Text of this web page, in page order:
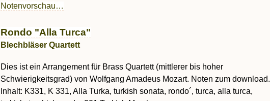
Notenvorschau…
Rondo "Alla Turca"
Blechbläser Quartett
Dies ist ein Arrangement für Brass Quartett (mittlerer bis hoher
Schwierigkeitsgrad) von Wolfgang Amadeus Mozart. Noten zum download.
Inhalt: K331, K 331, Alla Turka, turkish sonata, rondo´, turca, alla turca,